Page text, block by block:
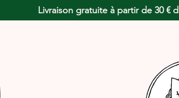
Livraison gratuite à partir de 30 €